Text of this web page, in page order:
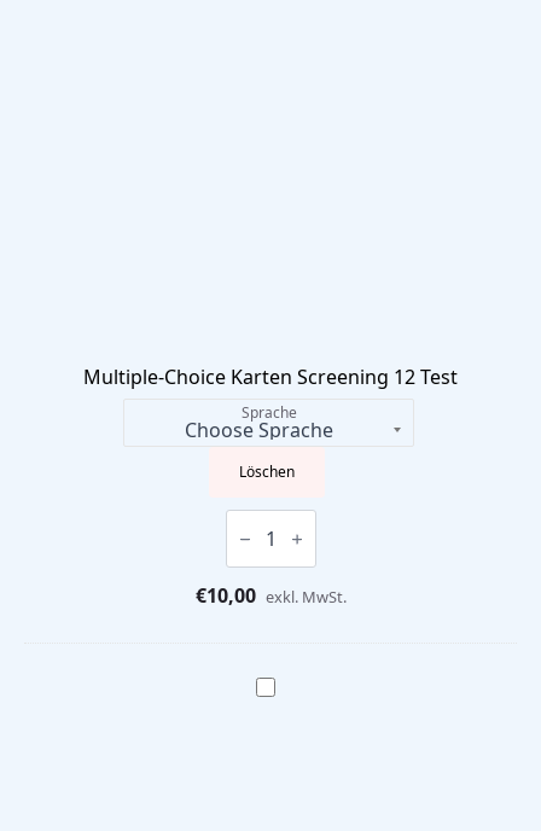
Multiple-Choice Karten Screening 12 Test
Sprache
Löschen
Multiple-
Choice
Screening
12
€10,00 exkl. MwSt.